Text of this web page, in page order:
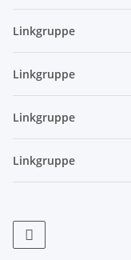
Linkgruppe
Linkgruppe
Linkgruppe
Linkgruppe